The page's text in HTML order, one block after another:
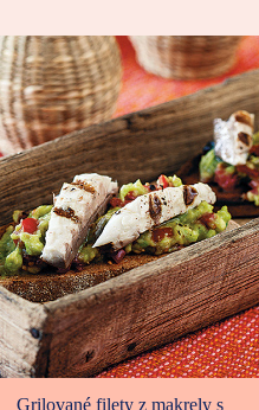
Grilované filety z makrely s